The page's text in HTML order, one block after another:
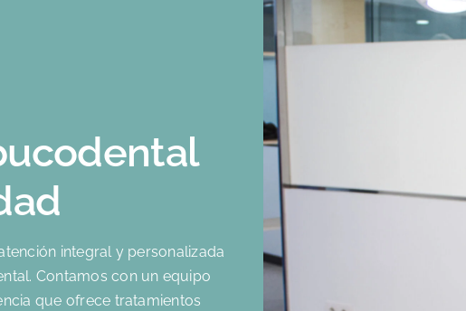
integral y personalizada
Contamos con un equipo
que ofrece tratamientos